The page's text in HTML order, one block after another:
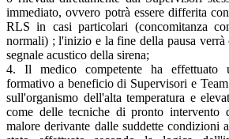
immediato, ovvero potrà essere differita
RLS in casi particolari (concomitanza
normali) ; l'inizio e la fine della pausa
segnale acustico della sirena;
4. Il medico competente ha effettuato
formativo a beneficio di Supervisori e
sull'organismo dell'alta temperatura e
come delle tecniche di pronto intervento
malore derivante dalle suddette condizioni